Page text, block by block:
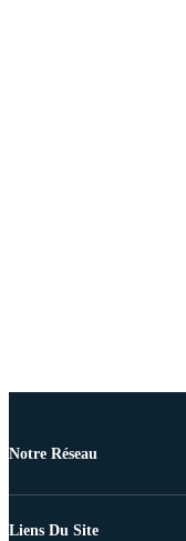
Notre Réseau
Liens Du Site